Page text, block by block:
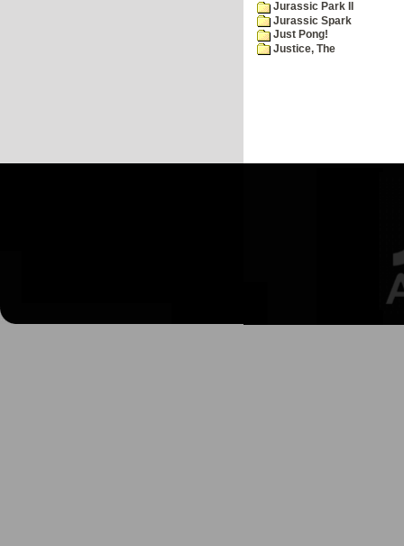
Jurassic Park II
Jurassic Spark
Just Pong!
Justice, The